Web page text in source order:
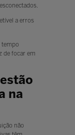
a erros
tempo
de focar em
na
não